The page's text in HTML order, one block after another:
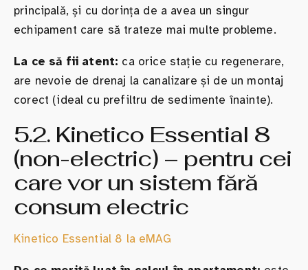
principală, și cu dorința de a avea un singur
echipament care să trateze mai multe probleme.
La ce să fii atent: ca orice stație cu regenerare,
are nevoie de drenaj la canalizare și de un montaj
corect (ideal cu prefiltru de sedimente înainte).
5.2. Kinetico Essential 8
(non-electric) – pentru cei
care vor un sistem fără
consum electric
Kinetico Essential 8 la eMAG